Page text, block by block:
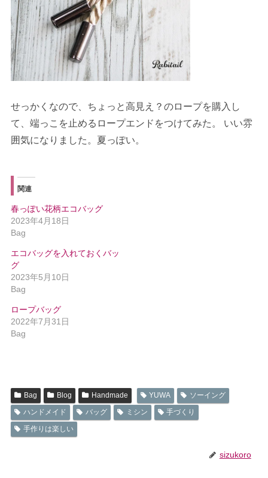
せっかくなので、ちょっと高見え？のロープを購入し
て、端っこを止めるロープエンドをつけてみた。 いい雰
囲気になりました。夏っぽい。
関連
春っぽい花柄エコバッグ
2023年4月18日
Bag
エコバッグを入れておくバッ
グ
2023年5月10日
Bag
ロープバッグ
2022年7月31日
Bag
Bag Blog Handmade YUWA
ソーイング
ハンドメイド
バッグ ミシン
手づくり
手作りは楽しい
sizukoro